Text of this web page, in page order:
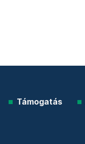
Támogatás